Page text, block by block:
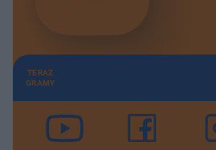
TERAZ
GRAMY